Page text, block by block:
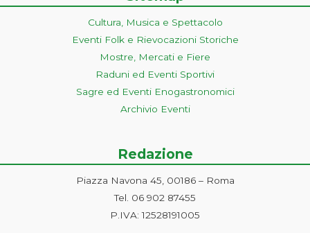
Cultura, Musica e Spettacolo
Eventi Folk e Rievocazioni Storiche
Mostre, Mercati e Fiere
Raduni ed Eventi Sportivi
Sagre ed Eventi Enogastronomici
Archivio Eventi
Redazione
Piazza Navona 45, 00186 – Roma
Tel. 06 902 87455
P.IVA: 12528191005